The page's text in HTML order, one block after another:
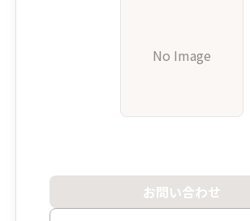
No Image
お問い合わせ